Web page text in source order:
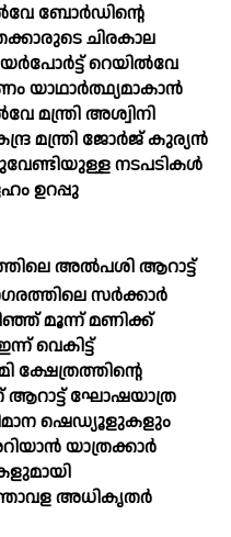
ബോര്‍ഡിന്റെ
ചിരകാല
റെയില്‍വേ
യാഥാര്‍ത്ഥ്യമാകാന്‍
മന്ത്രി അശ്വിനി
മന്ത്രി ജോര്‍ജ് കുര്യന്‍
നടപടികള്‍
ഉറപ്പു
അല്‍പശി ആറാട്ട്
സര്‍ക്കാര്‍
മൂന്ന് മണിക്ക്
വെകിട്ട്
ക്ഷേത്രത്തിന്റെ
ആറാട്ട് ഘോഷയാത്ര
ഷെഡ്യൂളുകളും
യാത്രക്കാര്‍
അധികൃതര്‍